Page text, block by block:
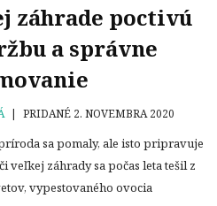
záhrade poctivú
a správne
| PRIDANÉ 2. NOVEMBRA 2020
sa pomaly, ale isto pripravuje
veľkej záhrady sa počas leta tešil z
vypestovaného ovocia